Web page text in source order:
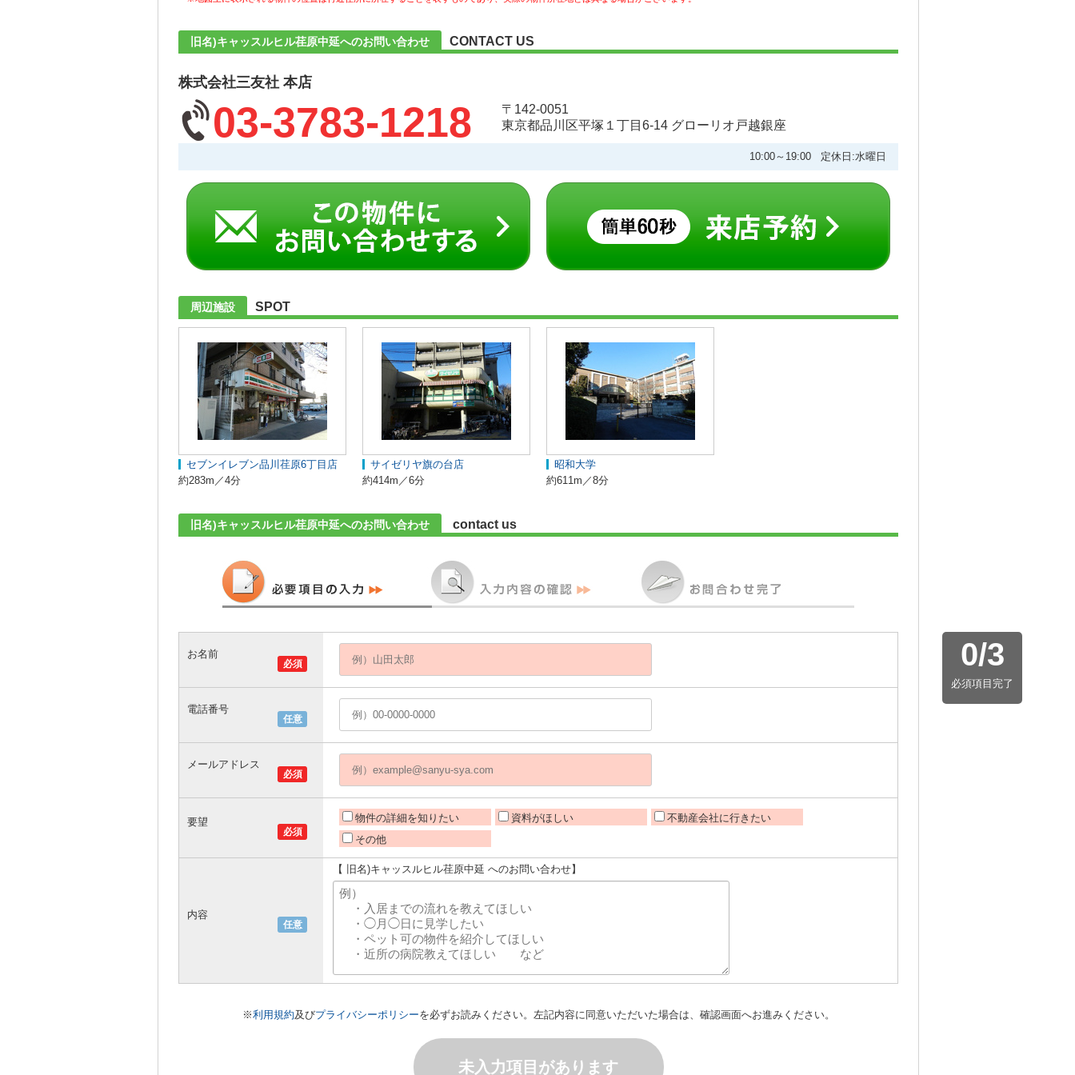
旧名)キャッスルヒル荏原中延へのお問い合わせ CONTACT US
株式会社三友社 本店
03-3783-1218
〒142-0051
東京都品川区平塚１丁目6-14 グローリオ戸越銀座
10:00～19:00 定休日:水曜日
周辺施設 SPOT
セブンイレブン品川荏原6丁目店
約283m／4分
サイゼリヤ旗の台店
約414m／6分
昭和大学
約611m／8分
旧名)キャッスルヒル荏原中延へのお問い合わせ contact us
0/3
必須項目完了
必須
お名前
任意
電話番号
必須
メールアドレス
必須
要望 物件の詳細を知りたい 資料がほしい
不動産会社に行きたい
その他
任意
内容
【 旧名)キャッスルヒル荏原中延 へのお問い合わせ】
※利用規約及びプライバシーポリシーを必ずお読みください。左記内容に同意いただいた場合は、確認画面へお進みください。
未入力項目があります